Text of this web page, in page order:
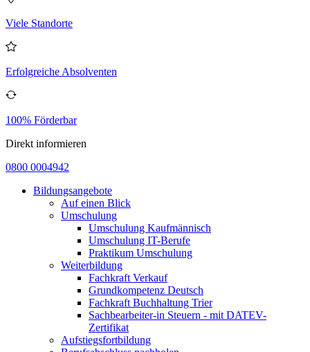
Viele Standorte
Erfolgreiche Absolventen
100% Förderbar
Direkt informieren
0800 0004942
Bildungsangebote
Auf einen Blick
Umschulung
Umschulung Kaufmännisch
Umschulung IT-Berufe
Praktikum Umschulung
Weiterbildung
Fachkraft Verkauf
Grundkompetenz Deutsch
Fachkraft Buchhaltung Trier
Sachbearbeiter-in Steuern - mit DATEV-
Zertifikat
Aufstiegsfortbildung